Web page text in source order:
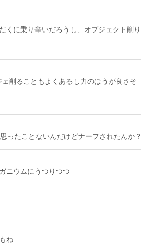
くに乗り辛いだろうし、オブジェクト削
削ることもよくあるし力のほうが良さそ
ったことないんだけどナーフされたんか
ニウムにうつりつつ
ね